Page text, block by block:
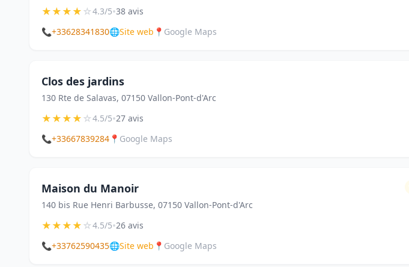
★★★★☆4.3/5•38 avis
📞+33628341830🌐Site web 📍 Google Maps
Clos des jardins
130 Rte de Salavas, 07150 Vallon-Pont-d'Arc
★★★★☆4.5/5•27 avis
📞+33667839284 📍 Google Maps
Maison du Manoir
140 bis Rue Henri Barbusse, 07150 Vallon-Pont-d'Arc
★★★★☆4.5/5•26 avis
📞+33762590435🌐Site web 📍 Google Maps